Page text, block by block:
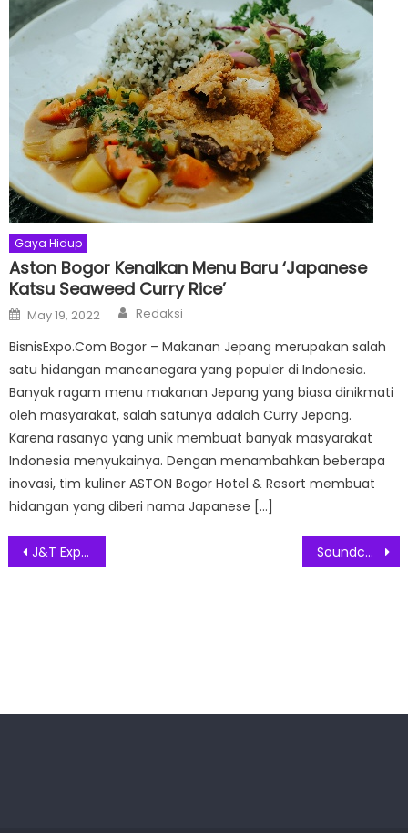
Gaya Hidup
Aston Bogor Kenalkan Menu Baru ‘Japanese
Katsu Seaweed Curry Rice’
Posted
on
May 19, 2022 Author
Redaksi
BisnisExpo.Com Bogor – Makanan Jepang merupakan salah
satu hidangan mancanegara yang populer di Indonesia.
Banyak ragam menu makanan Jepang yang biasa dinikmati
oleh masyarakat, salah satunya adalah Curry Jepang.
Karena rasanya yang unik membuat banyak masyarakat
Indonesia menyukainya. Dengan menambahkan beberapa
inovasi, tim kuliner ASTON Bogor Hotel & Resort membuat
hidangan yang diberi nama Japanese […]
Post
J&T Express Siapkan #BUCINSAMAJNT Dengan Hadiah Utama Business Trip ke China Soundcore K20i, Kaya Fitur dengan Daya Hingga 6 Jam Non Stop